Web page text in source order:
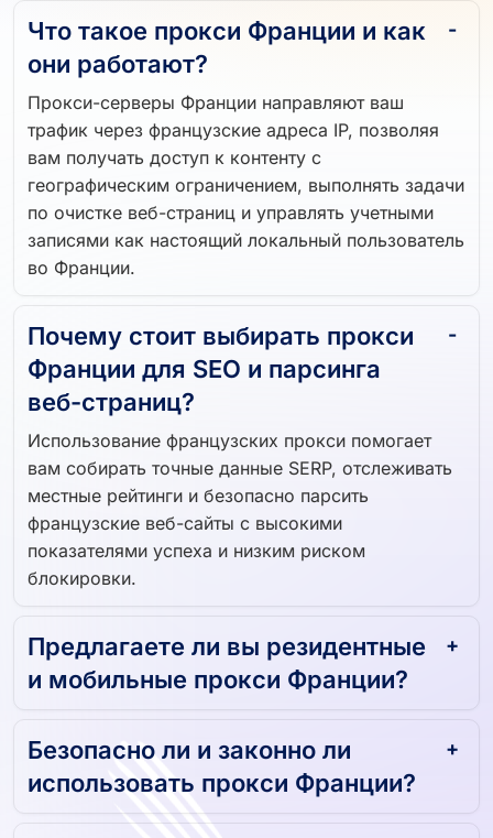
Что такое прокси Франции и как
они работают?
Прокси-серверы Франции направляют ваш
трафик через французские адреса IP, позволяя
вам получать доступ к контенту с
географическим ограничением, выполнять задачи
по очистке веб-страниц и управлять учетными
записями как настоящий локальный пользователь
Почему стоит выбирать прокси
Франции для SEO и парсинга
веб-страниц?
Использование французских прокси помогает
вам собирать точные данные SERP, отслеживать
местные рейтинги и безопасно парсить
французские веб-сайты с высокими
показателями успеха и низким риском
Предлагаете ли вы резидентные
Безопасно ли и законно ли
использовать прокси Франции?